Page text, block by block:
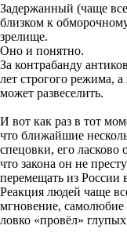
Задержанный (чаще
близком к
зрелище.
Оно и понятно.
За контрабанду
лет строгого режима,
может развеселить.
И вот как раз в тот
что ближайшие
спецовки, его ласково
что закона он не
перемещать из России
Реакция людей чаще
мгновение, самолюбие
ловко «провёл»